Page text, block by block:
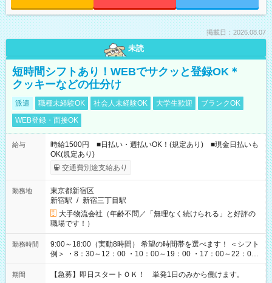
掲載日：2026.08.07
未読
短時間シフトあり！WEBでサクッと登録OK＊
クッキーなどの仕分け
派遣 職種未経験OK 社会人未経験OK 大学生歓迎
ブランクOK
WEB登録・面接OK
給与
時給1500円 ■日払い・週払いOK！(規定あり) ■現金日払いも
OK(規定あり)
交通費別途支給あり
勤務地
東京都新宿区
新宿駅 / 新宿三丁目駅
大手物流会社（年齢不問／「無理なく続けられる」と好評の
職場です！）
勤務時間
9:00～18:00（実動8時間） 希望の時間帯を選べます！ ＜シフト
例＞ ・8：30～12：00 ・10：00～19：00 ・17：00～22：00
・13：00～22：00 ・22：00～翌6：00 など
期間 【急募】即日スタートＯＫ！ 単発1日のみから働けます。